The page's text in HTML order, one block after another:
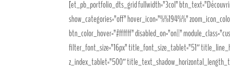
[et_pb_portfolio_dts_grid fullwidth=”3col” btn_text=”Découvrir
show_categories=”off” hover_icon=”%%194%%”
btn_color_hover=”#ffffff” disabled_on=”on||”
filter_font_size=”16px” title_font_size_tablet=”51″
z_index_tablet=”500″